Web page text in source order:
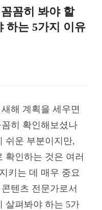
꼼히 봐야 할
하는 5가지 이유
해 계획을 세우면
히 확인해보셨나
쉬운 부분이지만,
확인하는 것은 여러
키는 데 매우 중요
텐츠 전문가로서
살펴봐야 하는 5가